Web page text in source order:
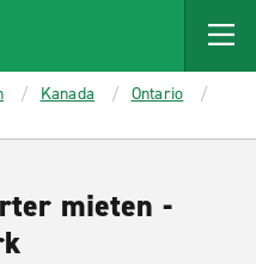
Kanada
Ontario
mieten -